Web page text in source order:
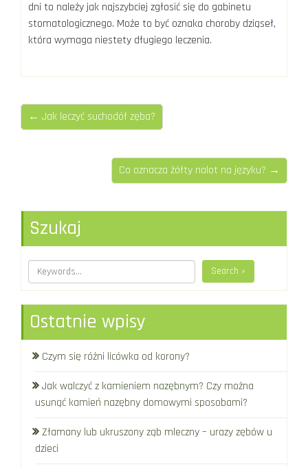
dni to należy jak najszybciej zgłosić się do gabinetu
stomatologicznego. Może to być oznaka choroby dziąseł,
która wymaga niestety długiego leczenia.
← Jak leczyć suchodół zęba?
Co oznacza żółty nalot na języku? →
Szukaj
Search »
Ostatnie wpisy
Czym się różni licówka od korony?
Jak walczyć z kamieniem nazębnym? Czy można
usunąć kamień nazębny domowymi sposobami?
Złamany lub ukruszony ząb mleczny – urazy zębów u
dzieci